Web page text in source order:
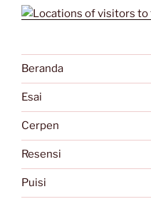
Beranda
Esai
Cerpen
Resensi
Puisi